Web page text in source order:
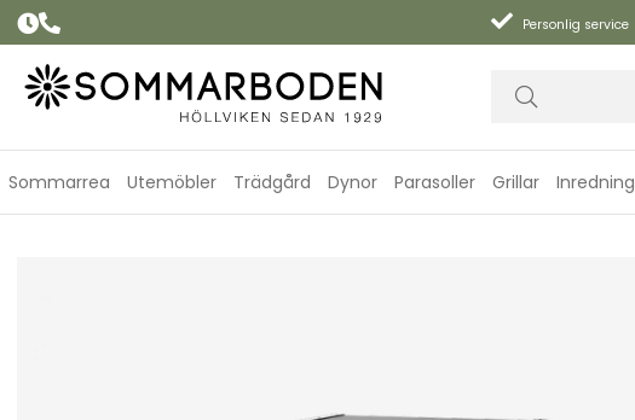
Personlig service
Sommarrea Utemöbler Trädgård Dynor Parasoller Grillar Inredning